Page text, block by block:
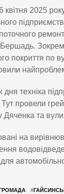
квітня 2025
Бершадь.
покриття по
дня техніка
Тут провели
Дяченка та
на
#